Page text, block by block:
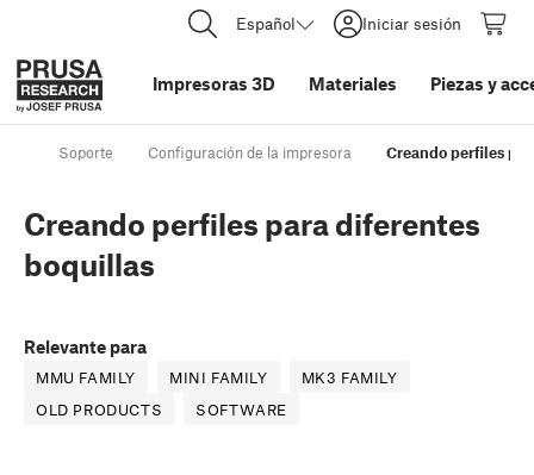
Español Iniciar sesión
Impresoras 3D Materiales Piezas y
Soporte Configuración de la impresora Creando perfiles
Creando perfiles para diferentes
boquillas
Relevante para
MMU FAMILY MINI FAMILY
MK3 FAMILY
OLD PRODUCTS
SOFTWARE